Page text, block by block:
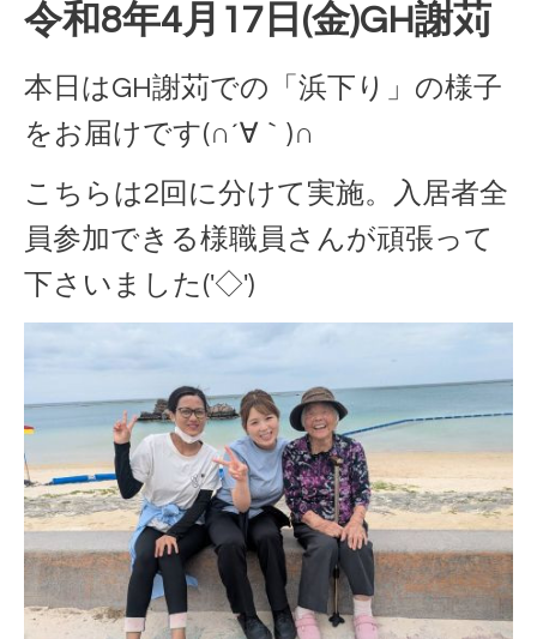
令和8年4月17日(金)GH謝苅
本日はGH謝苅での「浜下り」の様子
をお届けです(∩´∀｀)∩
こちらは2回に分けて実施。入居者全
員参加できる様職員さんが頑張って
下さいました('◇')ゞ